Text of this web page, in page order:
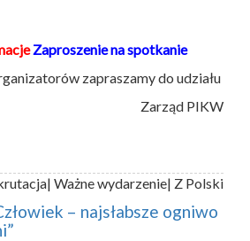
Zaproszenie na spotkanie
zapraszamy do udziału
Zarząd PIKW
| Ważne wydarzenie| Z Polski
– najsłabsze ogniwo